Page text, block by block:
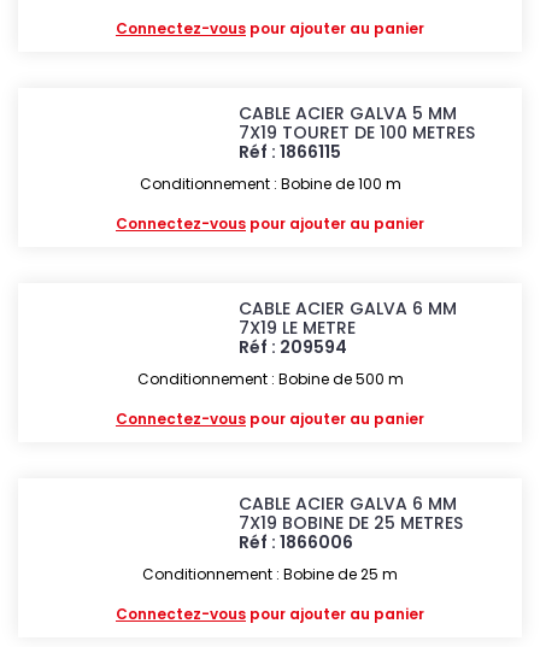
Connectez-vous pour ajouter au panier
CABLE ACIER GALVA 5 MM
7X19 TOURET DE 100 METRES
Réf : 1866115
Conditionnement : Bobine de 100 m
Connectez-vous pour ajouter au panier
CABLE ACIER GALVA 6 MM
7X19 LE METRE
Réf : 209594
Conditionnement : Bobine de 500 m
Connectez-vous pour ajouter au panier
CABLE ACIER GALVA 6 MM
7X19 BOBINE DE 25 METRES
Réf : 1866006
Conditionnement : Bobine de 25 m
Connectez-vous pour ajouter au panier